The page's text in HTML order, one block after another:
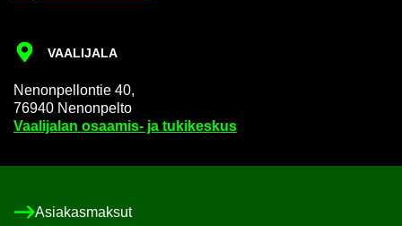
VAA­LI­JA­LA
Ne­non­pel­lon­tie 40,
76940 Ne­non­pel­to
Vaa­li­ja­lan osaamis-​ ja tu­ki­kes­kus
Asia­kas­mak­sut